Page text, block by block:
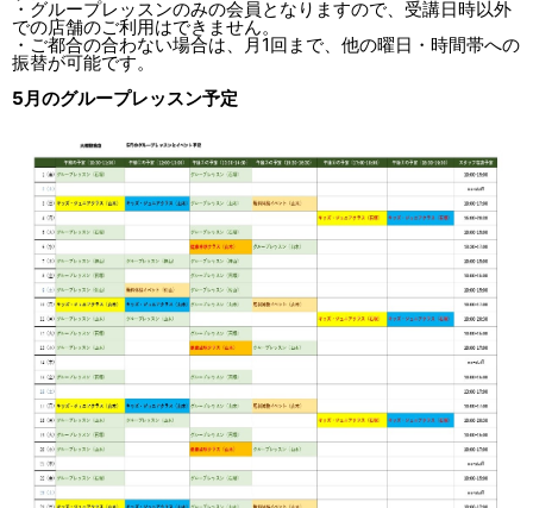
・グループレッスンのみの会員となりますので、受講日時以外
での店舗のご利用はできません。
・ご都合の合わない場合は、月1回まで、他の曜日・時間帯への
振替が可能です。
5月のグループレッスン予定